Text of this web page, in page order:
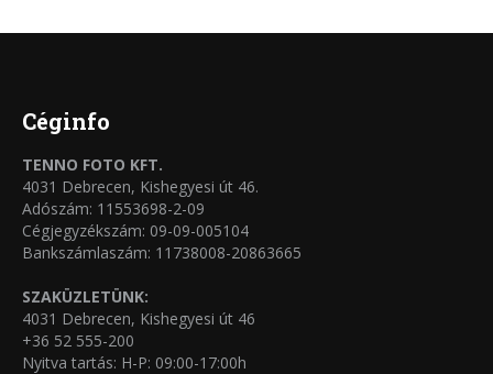
Céginfo
TENNO FOTO KFT.
4031 Debrecen, Kishegyesi út 46.
Adószám: 11553698-2-09
Cégjegyzékszám: 09-09-005104
Bankszámlaszám: 11738008-20863665
SZAKÜZLETÜNK:
4031 Debrecen, Kishegyesi út 46
+36 52 555-200
Nyitva tartás: H-P: 09:00-17:00h